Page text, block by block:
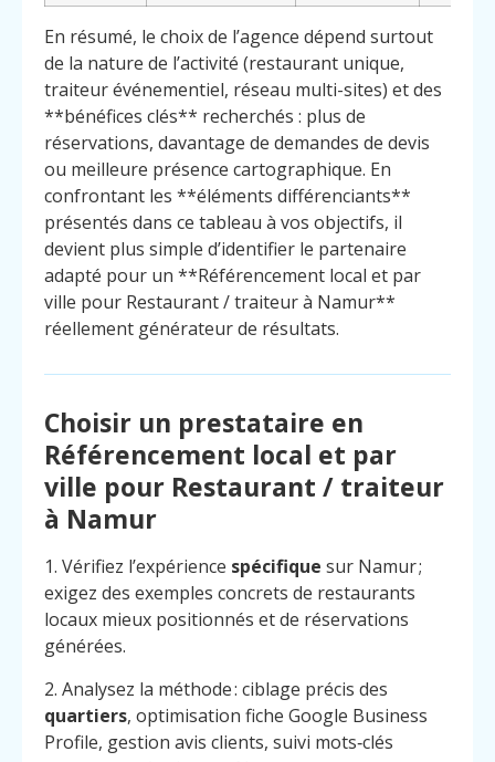
En résumé, le choix de l’agence dépend surtout
de la nature de l’activité (restaurant unique,
traiteur événementiel, réseau multi-sites) et des
**bénéfices clés** recherchés : plus de
réservations, davantage de demandes de devis
ou meilleure présence cartographique. En
confrontant les **éléments différenciants**
présentés dans ce tableau à vos objectifs, il
devient plus simple d’identifier le partenaire
adapté pour un **Référencement local et par
ville pour Restaurant / traiteur à Namur**
réellement générateur de résultats.
Choisir un prestataire en
Référencement local et par
ville pour Restaurant / traiteur
à Namur
1. Vérifiez l’expérience spécifique sur Namur ;
exigez des exemples concrets de restaurants
locaux mieux positionnés et de réservations
générées.
2. Analysez la méthode : ciblage précis des
quartiers, optimisation fiche Google Business
Profile, gestion avis clients, suivi mots‑clés